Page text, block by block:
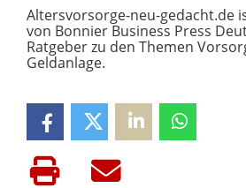
Altersvorsorge-neu-gedacht.de
von Bonnier Business Press
Ratgeber zu den Themen
Geldanlage.